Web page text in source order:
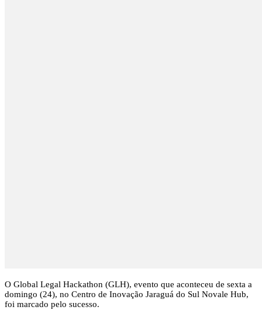
O Global Legal Hackathon (GLH), evento que aconteceu de sexta a
domingo (24), no Centro de Inovação Jaraguá do Sul Novale Hub,
foi marcado pelo sucesso.